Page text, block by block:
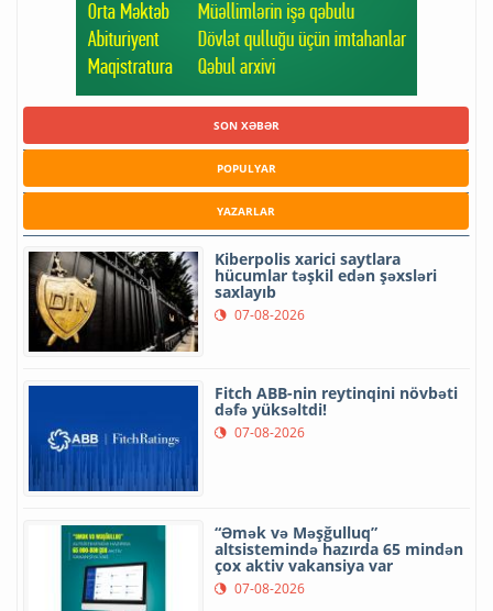
SON XƏBƏR
POPULYAR
YAZARLAR
Kiberpolis xarici saytlara
hücumlar təşkil edən şəxsləri
saxlayıb
07-08-2026
Fitch ABB-nin reytinqini növbəti
dəfə yüksəltdi!
07-08-2026
“Əmək və Məşğulluq”
altsistemində hazırda 65 mindən
çox aktiv vakansiya var
07-08-2026